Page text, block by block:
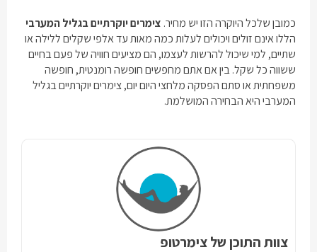
כמובן שלכל היוקרה הזו יש מחיר. צימרים יוקרתיים בגליל המערבי
הללו אינם זולים ויכולים לעלות כמה מאות עד אלפי שקלים ללילה או
שתיים, למי שיכול להרשות לעצמו, הם מציעים חוויה של פעם בחיים
ששווה כל שקל. בין אם אתם מחפשים חופשה רומנטית, חופשה
משפחתית או סתם הפסקה מלחצי היום יום, צימרים יוקרתיים בגליל
המערבי היא הבחירה המושלמת.
צוות התוכן של צימרטופ